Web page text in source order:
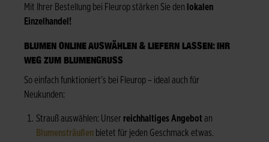
Mit Ihrer Bestellung bei Fleurop stärken Sie den lokalen
Einzelhandel!
BLUMEN ONLINE AUSWÄHLEN & LIEFERN LASSEN: IHR
WEG ZUM BLUMENGRUSS
So einfach funktioniert’s bei Fleurop – ideal auch für
Neukunden:
Strauß auswählen: Unser reichhaltiges Angebotan
Blumensträußen bietet für jeden Geschmack etwas.